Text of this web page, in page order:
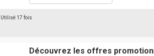
| Utilisé 17 fois
Découvrez les offres